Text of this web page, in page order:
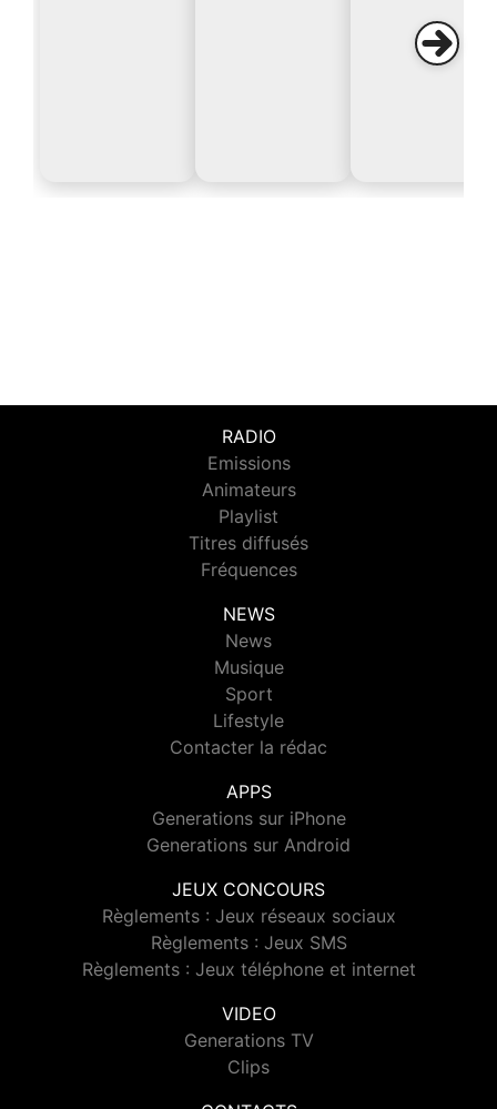
RADIO
Emissions
Animateurs
Playlist
Titres diffusés
Fréquences
NEWS
News
Musique
Sport
Lifestyle
Contacter la rédac
APPS
Generations sur iPhone
Generations sur Android
JEUX CONCOURS
Règlements : Jeux réseaux sociaux
Règlements : Jeux SMS
Règlements : Jeux téléphone et internet
VIDEO
Generations TV
Clips